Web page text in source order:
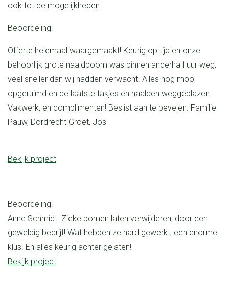
ook tot de mogelijkheden
Beoordeling:
Offerte helemaal waargemaakt! Keurig op tijd en onze
behoorlijk grote naaldboom was binnen anderhalf uur weg,
veel sneller dan wij hadden verwacht. Alles nog mooi
opgeruimd en de laatste takjes en naalden weggeblazen.
Vakwerk, en complimenten! Beslist aan te bevelen. Familie
Pauw, Dordrecht Groet, Jos
Bekijk project
Beoordeling:
Anne Schmidt Zieke bomen laten verwijderen, door een
geweldig bedrijf! Wat hebben ze hard gewerkt, een enorme
klus. En alles keurig achter gelaten!
Bekijk project